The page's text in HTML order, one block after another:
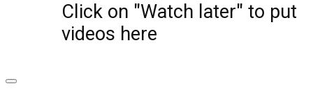
Click on "Watch later" to put
videos here